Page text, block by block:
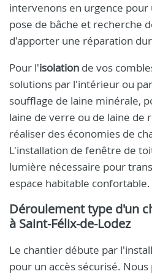
intervenons en urgence pour
pose de bâche et recherche
d'apporter une réparation
Pour l'isolation de vos
solutions par l'intérieur ou
soufflage de laine minérale,
laine de verre ou de laine de
réaliser des économies de
L'installation de fenêtre de
lumière nécessaire pour
espace habitable confortable.
Déroulement type d'un
à Saint-Félix-de-Lodez
Le chantier débute par
pour un accès sécurisé.